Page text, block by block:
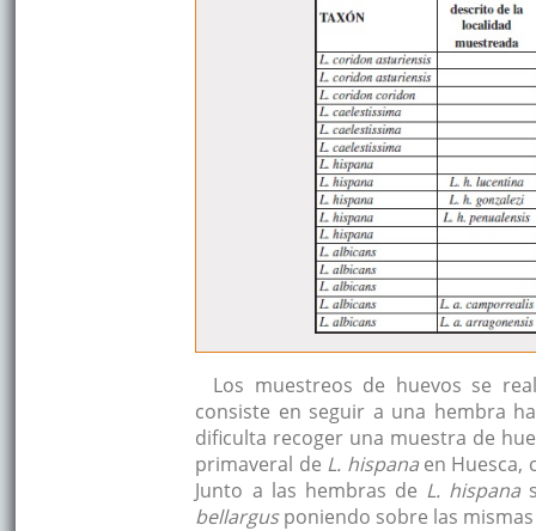
Los muestreos de huevos se
consiste en seguir a una hembra
dificulta recoger una muestra de
primaveral de L. hispanaen Huesca,
Junto a las hembras de L. hispana
bellargusponiendo sobre las